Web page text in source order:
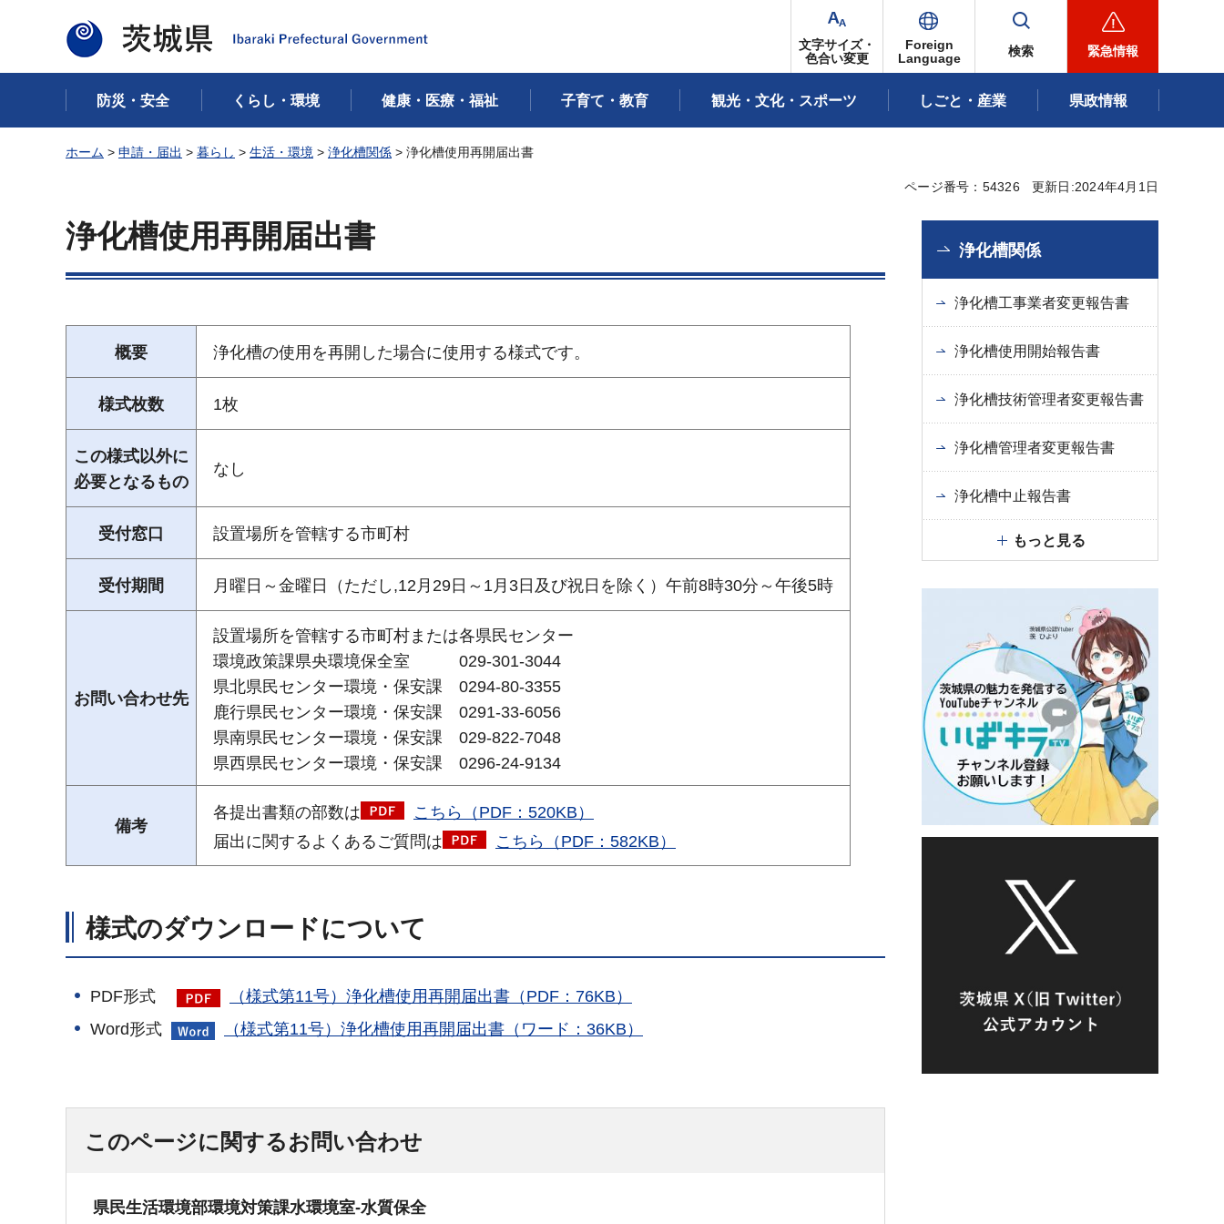
茨城県
文字サイズ・
色合い変更
Foreign
Language
検索 緊急情報
防災・安全 くらし・環境 健康・医療・福祉 子育て・教育 観光・文化・スポーツ しごと・産業 県政情報
ホーム > 申請・届出 > 暮らし > 生活・環境 > 浄化槽関係 > 浄化槽使用再開届出書
ページ番号：54326 更新日:2024年4月1日
浄化槽使用再開届出書
概要 浄化槽の使用を再開した場合に使用する様式です。
様式枚数 1枚
この様式以外に
必要となるもの
なし
受付窓口 設置場所を管轄する市町村
受付期間 月曜日～金曜日（ただし,12月29日～1月3日及び祝日を除く）午前8時30分～午後5時
お問い合わせ先
設置場所を管轄する市町村または各県民センター
環境政策課県央環境保全室 029-301-3044
県北県民センター環境・保安課 0294-80-3355
鹿行県民センター環境・保安課 0291-33-6056
県南県民センター環境・保安課 029-822-7048
県西県民センター環境・保安課 0296-24-9134
備考
各提出書類の部数は
こちら（PDF：520KB）
届出に関するよくあるご質問は
こちら（PDF：582KB）
様式のダウンロードについて
PDF形式
（様式第11号）浄化槽使用再開届出書（PDF：76KB）
Word形式
（様式第11号）浄化槽使用再開届出書（ワード：36KB）
このページに関するお問い合わせ
県民生活環境部環境対策課水環境室-水質保全
浄化槽関係
浄化槽工事業者変更報告書
浄化槽使用開始報告書
浄化槽技術管理者変更報告書
浄化槽管理者変更報告書
浄化槽中止報告書
もっと見る